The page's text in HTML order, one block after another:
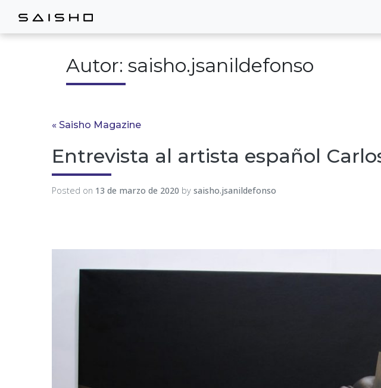
Autor: saisho.jsanildefonso
« Saisho Magazine
Entrevista al artista español
Posted on 13 de marzo de 2020 by saisho.jsanildefonso